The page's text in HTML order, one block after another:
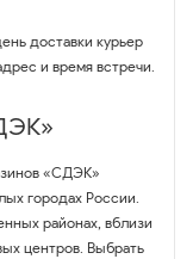
доставки курьер
и время встречи.
«СДЭК»
городах России.
районах, вблизи
центров. Выбрать